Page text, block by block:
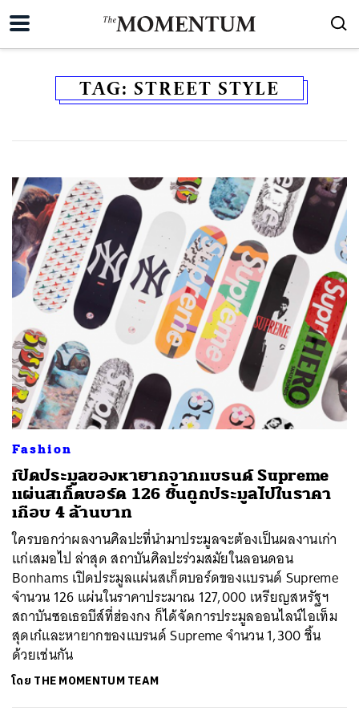
TAG: STREET STYLE
Fashion
เปิดประมูลของหายากจากแบรนด์ Supreme
แผ่นสเก็ตบอร์ด 126 ชิ้นถูกประมูลไปในราคา
เกือบ 4 ล้านบาท
ใครบอกว่าผลงานศิลปะที่นำมาประมูลจะต้องเป็นผลงานเก่า
แก่เสมอไป ล่าสุด สถาบันศิลปะร่วมสมัยในลอนดอน
Bonhams เปิดประมูลแผ่นสเก็ตบอร์ดของแบรนด์ Supreme
จำนวน 126 แผ่นในราคาประมาณ 127,000 เหรียญสหรัฐฯ
สถาบันซอเธอบีส์ที่ฮ่องกง ก็ได้จัดการประมูลออนไลน์ไอเท็ม
สุดเก๋และหายากของแบรนด์ Supreme จำนวน 1,300 ชิ้น
ด้วยเช่นกัน
โดย THE MOMENTUM TEAM
ค้นหา